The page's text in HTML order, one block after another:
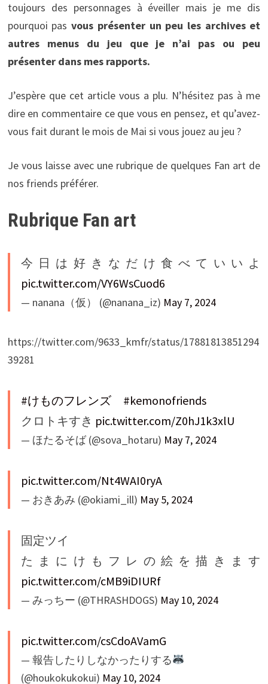
toujours des personnages à éveiller mais je me dis
pourquoi pasvous présenter un peu les archives et
autres menus du jeu que je n’ai pas ou peu
présenter dans mes rapports.
J’espère que cet article vous a plu. N’hésitez pas à me
dire en commentaire ce que vous en pensez, et qu’avez-
vous fait durant le mois de Mai si vous jouez au jeu ?
Je vous laisse avec une rubrique de quelques Fan art de
nos friends préférer.
Rubrique Fan art
今日は好きなだけ食べていいよ
pic.twitter.com/VY6WsCuod6
— nanana（仮） (@nanana_iz) May 7, 2024
https://twitter.com/9633_kmfr/status/17881813851294
39281
#けものフレンズ
#kemonofriends
クロトキすき pic.twitter.com/Z0hJ1k3xlU
— ほたるそば (@sova_hotaru) May 7, 2024
pic.twitter.com/Nt4WAI0ryA
— おきあみ (@okiami_ill) May 5, 2024
固定ツイ
たまにけもフレの絵を描きます
pic.twitter.com/cMB9iDIURf
— みっちー (@THRASHDOGS) May 10, 2024
pic.twitter.com/csCdoAVamG
— 報告したりしなかったりする
(@houkokukokui) May 10, 2024